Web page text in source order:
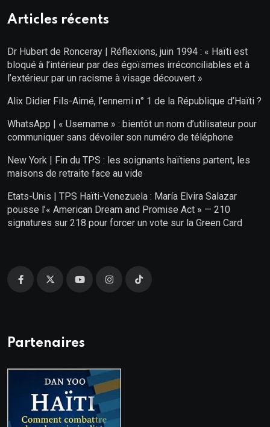
Articles récents
Dr Hubert de Ronceray | Réflexions, juin 1994 : « Haïti est
bloqué à l’intérieur par des égoïsmes irréconciliables et à
l’extérieur par un racisme à visage découvert »
Alix Didier Fils-Aimé, l’ennemi n° 1 de la République d’Haïti ?
WhatsApp | « Username » : bientôt un nom d’utilisateur pour
communiquer sans dévoiler son numéro de téléphone
New York | Fin du TPS : les soignants haïtiens partent, les
maisons de retraite face au vide
Etats-Unis | TPS Haïti-Venezuela : María Elvira Salazar
pousse l’« American Dream and Promise Act » — 210
signatures sur 218 pour forcer un vote sur la Green Card
Partenaires